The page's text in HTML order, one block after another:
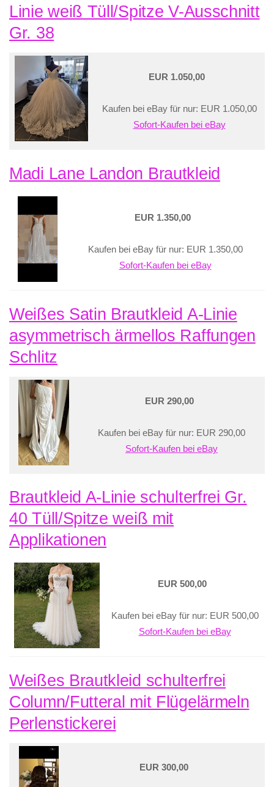
Linie weiß Tüll/Spitze V-Ausschnitt
Gr. 38
EUR 1.050,00
Kaufen bei eBay für nur: EUR 1.050,00
Sofort-Kaufen bei eBay
Madi Lane Landon Brautkleid
EUR 1.350,00
Kaufen bei eBay für nur: EUR 1.350,00
Sofort-Kaufen bei eBay
Weißes Satin Brautkleid A-Linie
asymmetrisch ärmellos Raffungen
Schlitz
EUR 290,00
Kaufen bei eBay für nur: EUR 290,00
Sofort-Kaufen bei eBay
Brautkleid A-Linie schulterfrei Gr.
40 Tüll/Spitze weiß mit
Applikationen
EUR 500,00
Kaufen bei eBay für nur: EUR 500,00
Sofort-Kaufen bei eBay
Weißes Brautkleid schulterfrei
Column/Futteral mit Flügelärmeln
Perlenstickerei
EUR 300,00